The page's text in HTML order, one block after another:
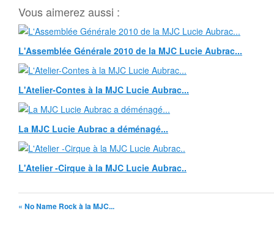
Vous aimerez aussi :
L'Assemblée Générale 2010 de la MJC Lucie Aubrac...
L'Atelier-Contes à la MJC Lucie Aubrac...
La MJC Lucie Aubrac a déménagé...
L'Atelier -Cirque à la MJC Lucie Aubrac..
« No Name Rock à la MJC...